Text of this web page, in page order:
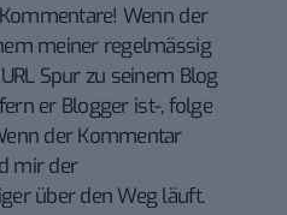
Wenn der
meiner regelmässig
Spur zu seinem Blog
er Blogger ist-, folge
der Kommentar
mir der
über den Weg läuft.